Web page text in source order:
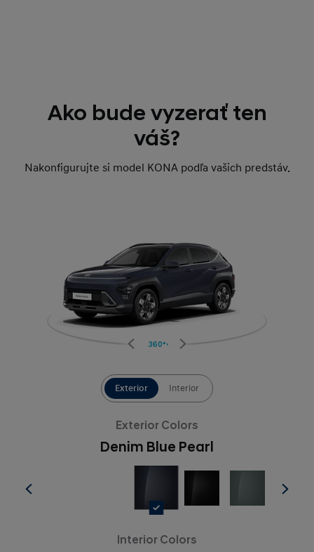
Ako bude vyzerať ten
váš?
Nakonfigurujte si model KONA podľa vašich predstáv.
360°
Exterior Interior
Exterior Colors
Denim Blue Pearl
Interior Colors